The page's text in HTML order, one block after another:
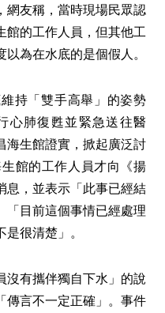
網友稱，當時現場民眾認
館的工作人員，但其他工
為在水底的是個假人。
持「雙手高舉」的姿勢
心肺復甦並緊急送往醫
海生館證實，掀起廣泛討
館的工作人員才向《揚
息，並表示「此事已經結
「目前這個事情已經處理
很清楚」。
沒有攜伴獨自下水」的說
傳言不一定正確」。事件